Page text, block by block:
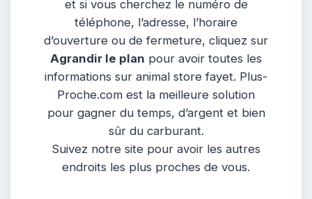
et si vous cherchez le numéro de
téléphone, l’adresse, l’horaire
d’ouverture ou de fermeture, cliquez sur
Agrandir le plan pour avoir toutes les
informations sur animal store fayet. Plus-
Proche.com est la meilleure solution
pour gagner du temps, d’argent et bien
sûr du carburant.
Suivez notre site pour avoir les autres
endroits les plus proches de vous.